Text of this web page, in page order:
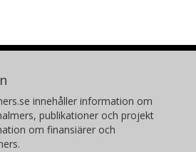
innehåller information om
publikationer och projekt
om finansiärer och